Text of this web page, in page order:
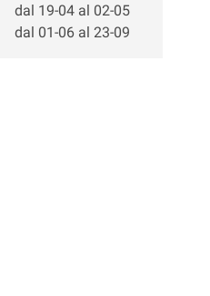
dal 19-04 al 02-05
dal 01-06 al 23-09